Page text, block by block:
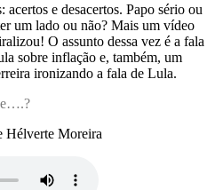
acertos e desacertos. Papo sério ou
um lado ou não? Mais um vídeo
O assunto dessa vez é a fala
sobre inflação e, também, um
ironizando a fala de Lula.
Hélverte Moreira